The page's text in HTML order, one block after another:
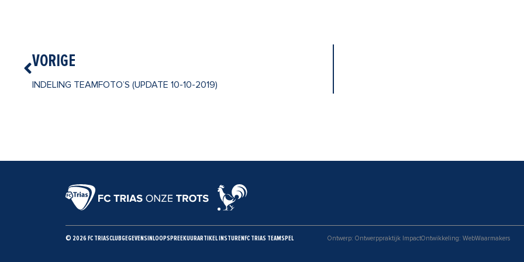
Vorige
VORIGE
INDELING TEAMFOTO’S (UPDATE 10-10-2019)
© 2026 FC TRIASCLUBGEGEVENSINLOOPSPREEKUURARTIKEL INSTURENFC TRIAS TEAMSPEL Ontwerp: Ontwerppraktijk ImpactOntwikkeling: WebWaarmakers